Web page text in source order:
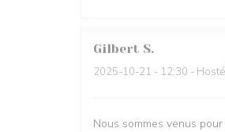
Gilbert S
2025-10-21 - 12:30 -
Nous sommes venus